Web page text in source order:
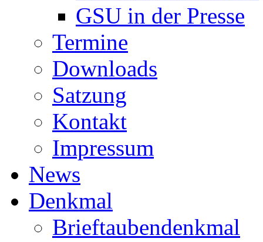
GSU in der Presse
Termine
Downloads
Satzung
Kontakt
Impressum
News
Denkmal
Brieftaubendenkmal